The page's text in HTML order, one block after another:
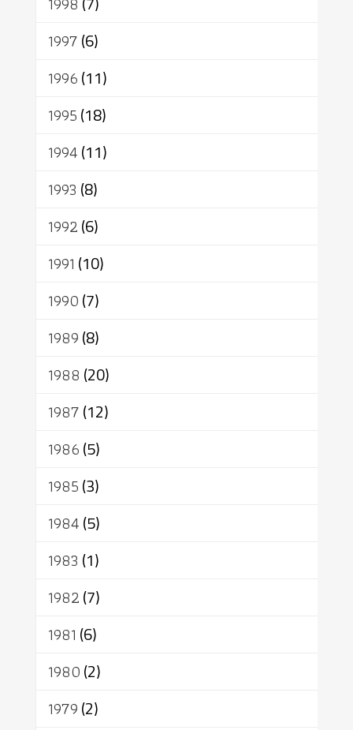
1997(6)
1996(11)
1995(18)
1994(11)
1993 (8)
1992(6)
1991 (10)
1990(7)
1989(8)
1988 (20)
1987(12)
1986(5)
1985(3)
1984(5)
1983 (1)
1982(7)
1981 (6)
1980(2)
1979(2)